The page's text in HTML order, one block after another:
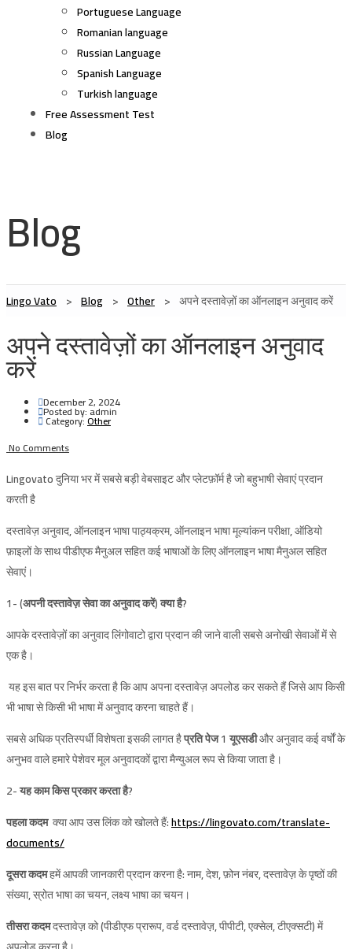
Portuguese Language
Romanian language
Russian Language
Spanish Language
Turkish language
Free Assessment Test
Blog
Blog
Lingo Vato > Blog > Other > अपने दस्तावेज़ों का ऑनलाइन अनुवाद करें
अपने दस्तावेज़ों का ऑनलाइन अनुवाद
करें
December 2, 2024
Posted by:admin
Category:Other
No Comments
Lingovatoदुनिया भर में सबसे बड़ी वेबसाइट और प्लेटफ़ॉर्म है जो बहुभाषी सेवाएं प्रदान
करती है
दस्तावेज़ अनुवाद, ऑनलाइन भाषा पाठ्यक्रम, ऑनलाइन भाषा मूल्यांकन परीक्षा, ऑडियो
फ़ाइलों के साथ पीडीएफ मैनुअल सहित कई भाषाओं के लिए ऑनलाइन भाषा मैनुअल सहित
सेवाएं।
1-(अपनी दस्तावेज़ सेवा का अनुवाद करें) क्या है?
आपके दस्तावेज़ों का अनुवाद लिंगोवाटो द्वारा प्रदान की जाने वाली सबसे अनोखी सेवाओं में से
एक है।
यह इस बात पर निर्भर करता है कि आप अपना दस्तावेज़ अपलोड कर सकते हैं जिसे आप किसी
भी भाषा से किसी भी भाषा में अनुवाद करना चाहते हैं।
सबसे अधिक प्रतिस्पर्धी विशेषता इसकी लागत हैप्रति पेज 1 यूएसडीऔर अनुवाद कई वर्षों के
अनुभव वाले हमारे पेशेवर मूल अनुवादकों द्वारा मैन्युअल रूप से किया जाता है।
2-यह काम किस प्रकार करता है?
पहला कदमक्या आप उस लिंक को खोलते हैं:https://lingovato.com/translate-
documents/
दूसरा कदमहमें आपकी जानकारी प्रदान करना है: नाम, देश, फ़ोन नंबर, दस्तावेज़ के पृष्ठों की
संख्या, स्रोत भाषा का चयन, लक्ष्य भाषा का चयन।
तीसरा कदमदस्तावेज़ को (पीडीएफ प्रारूप, वर्ड दस्तावेज़, पीपीटी, एक्सेल, टीएक्सटी) में